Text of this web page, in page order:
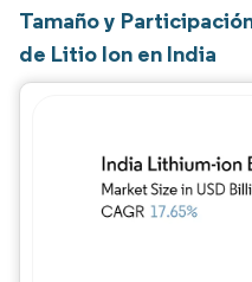
Tamaño y
de Litio Ion en India